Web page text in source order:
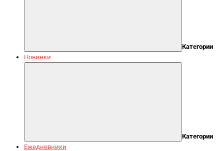
Категории
Новинки
Категории
Ежедневники